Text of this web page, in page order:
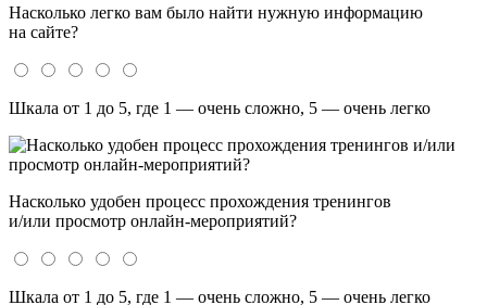
Насколько легко вам было найти нужную информацию
на сайте?
Шкала от 1 до 5, где 1 — очень сложно, 5 — очень легко
Насколько удобен процесс прохождения тренингов
и/или просмотр онлайн-мероприятий?
Шкала от 1 до 5, где 1 — очень сложно, 5 — очень легко